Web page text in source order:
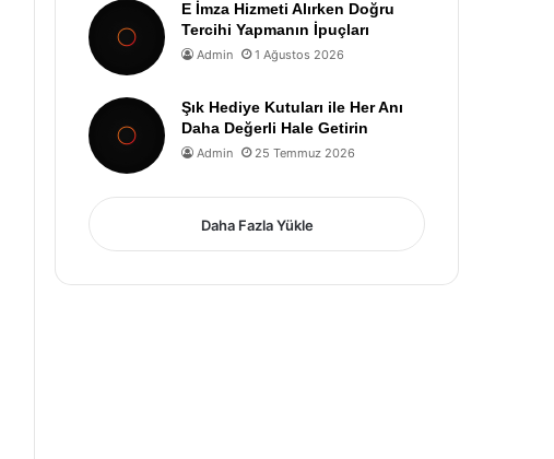
E İmza Hizmeti Alırken Doğru
Tercihi Yapmanın İpuçları
Admin 1 Ağustos 2026
Şık Hediye Kutuları ile Her Anı
Daha Değerli Hale Getirin
Admin 25 Temmuz 2026
Daha Fazla Yükle